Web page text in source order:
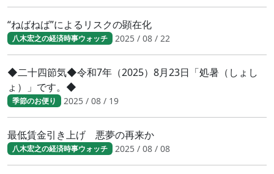
“ねばねば”によるリスクの顕在化
八木宏之の経済時事ウォッチ 2025 / 08 / 22
◆二十四節気◆令和7年（2025）8月23日「処暑（しょし
ょ）」です。◆
季節のお便り 2025 / 08 / 19
最低賃金引き上げ 悪夢の再来か
八木宏之の経済時事ウォッチ 2025 / 08 / 08